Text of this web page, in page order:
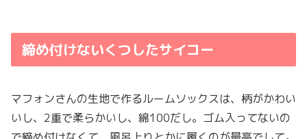
締め付けないくつしたサイコー
マフォンさんの生地で作るルームソックスは、柄がかわい
いし、2重で柔らかいし、綿100だし。ゴム入ってないの